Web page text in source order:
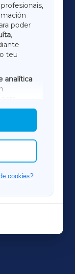
poder
,
teu
analítica
das
cookies?